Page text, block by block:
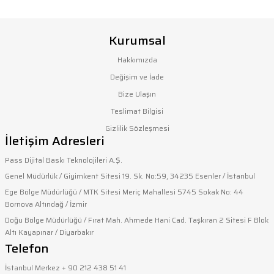
konularda yetersiz gördüğünüz noktaları öneri formunu
kullanarak tarafımıza iletebilirsiniz.
Görüş ve önerileriniz için teşekkür ederiz.
Ürün resmi kalitesiz, bozuk veya görüntülenemiyor.
Ürün açıklamasında eksik bilgiler bulunuyor.
Ürün bilgilerinde hatalar bulunuyor.
Ürün fiyatı diğer sitelerden daha pahalı.
Bu ürüne benzer farklı alternatifler olmalı.
Kurumsal
Hakkımızda
Değişim ve İade
Bize Ulaşın
Teslimat Bilgisi
Gizlilik Sözleşmesi
İletişim Adresleri
Pass Dijital Baskı Teknolojileri A.Ş.
Genel Müdürlük / Giyimkent Sitesi 19. Sk. No:59, 34235 Esenler / İstanbul
Ege Bölge Müdürlüğü / MTK Sitesi Meriç Mahallesi 5745 Sokak No: 44
Bornova Altındağ / İzmir
Doğu Bölge Müdürlüğü / Fırat Mah. Ahmede Hani Cad. Taşkıran 2 Sitesi F Blok
Altı Kayapınar / Diyarbakır
Telefon
İstanbul Merkez + 90 212 438 51 41